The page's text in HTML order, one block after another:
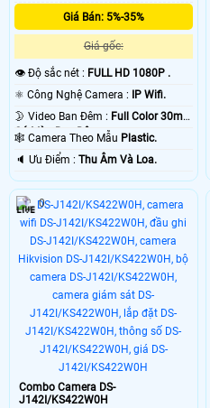
Giá Bán: 5%-35%
Giá gốc:
👁 Độ sắc nét : FULL HD 1080P .
⚛️ Công Nghệ Camera :
IP Wifi.
🌛 Video Ban Đêm : Full Color 30m
Có Màu Ban Ðêm.
🕸️ Camera Theo Mẫu Plastic.
️🔈 Ưu Điểm : Thu Âm Và Loa.
Combo Camera DS-
J142I/KS422W0H
0